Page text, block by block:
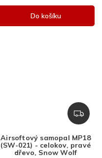
Do košíku
Z
D
R
Airsoftový samopal MP18
(SW-021) - celokov, pravé
dřevo, Snow Wolf